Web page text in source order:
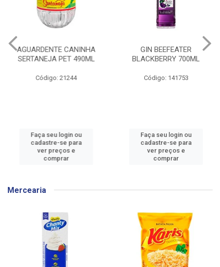
AGUARDENTE CANINHA
SERTANEJA PET 490ML
Código: 21244
Faça seu login ou
cadastre-se para
ver preços e
comprar
GIN BEEFEATER
BLACKBERRY 700ML
Código: 141753
Faça seu login ou
cadastre-se para
ver preços e
comprar
Mercearia